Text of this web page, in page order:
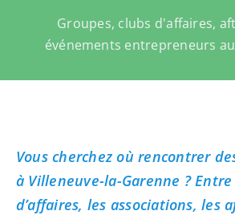
Groupes, clubs d'affaires,
événements entrepreneurs
Vous cherchez où rencontrer
à Villeneuve-la-Garenne ?
d’affaires, les associations, les